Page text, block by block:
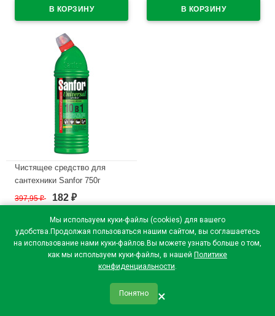
Мы используем куки-файлы (cookies) для вашего
удобства.Продолжая пользоваться нашим сайтом, вы соглашаетесь
на использование нами куки-файлов.Вы можете узнать больше о том,
как мы используем куки-файлы, в нашей Политике
конфиденциальности.
Понятно ×
Чистящее средство для
сантехники Sanfor 750г
Universal, зеленое яблоко
арт.1542 (Ст.15)
В наличии
397,95₽ 182 ₽
qr_code